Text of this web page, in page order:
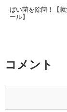
ばい菌を除菌！【
ール】
コメント